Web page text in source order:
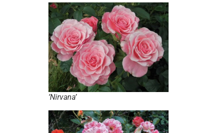
’Nirvana’